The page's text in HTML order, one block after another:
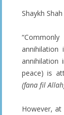
Shaykh
annihilation
peace) is
(fana fil
However,